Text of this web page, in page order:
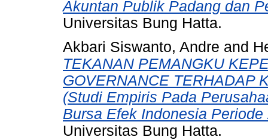
Akuntan Publik Padang dan
Universitas Bung Hatta.
Akbari Siswanto, Andre and
TEKANAN PEMANGKU
GOVERNANCE TERHADAP
(Studi Empiris Pada
Bursa Efek Indonesia Periode
Universitas Bung Hatta.